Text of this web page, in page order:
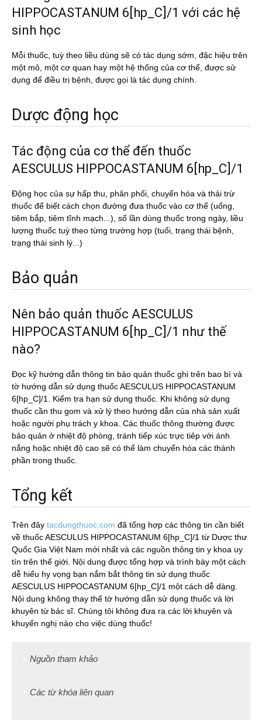
HIPPOCASTANUM 6[hp_C]/1 với các hệ
sinh học
Mỗi thuốc, tuỳ theo liều dùng sẽ có tác dụng sớm, đặc hiệu trên
một mô, một cơ quan hay một hệ thống của cơ thể, được sử
dụng để điều trị bệnh, được gọi là tác dụng chính.
Dược động học
Tác động của cơ thể đến thuốc
AESCULUS HIPPOCASTANUM 6[hp_C]/1
Động học của sự hấp thu, phân phối, chuyển hóa và thải trừ
thuốc để biết cách chọn đường đưa thuốc vào cơ thể (uống,
tiêm bắp, tiêm tĩnh mạch...), số lần dùng thuốc trong ngày, liều
lượng thuốc tuỳ theo từng trường hợp (tuổi, trạng thái bệnh,
trạng thái sinh lý...)
Bảo quản
Nên bảo quản thuốc AESCULUS
HIPPOCASTANUM 6[hp_C]/1 như thế
nào?
Đọc kỹ hướng dẫn thông tin bảo quản thuốc ghi trên bao bì và
tờ hướng dẫn sử dụng thuốc AESCULUS HIPPOCASTANUM
6[hp_C]/1. Kiểm tra hạn sử dụng thuốc. Khi không sử dụng
thuốc cần thu gom và xử lý theo hướng dẫn của nhà sản xuất
hoặc người phụ trách y khoa. Các thuốc thông thường được
bảo quản ở nhiệt độ phòng, tránh tiếp xúc trực tiêp với ánh
nắng hoặc nhiệt độ cao sẽ có thể làm chuyển hóa các thành
phần trong thuốc.
Tổng kết
Trên đây tacdungthuoc.com đã tổng hợp các thông tin cần biết
về thuốc AESCULUS HIPPOCASTANUM 6[hp_C]/1 từ Dược thư
Quốc Gia Việt Nam mới nhất và các nguồn thông tin y khoa uy
tín trên thế giới. Nội dung được tổng hợp và trình bày một cách
dễ hiểu hy vọng bạn nắm bắt thông tin sử dụng thuốc
AESCULUS HIPPOCASTANUM 6[hp_C]/1 một cách dễ dàng.
Nội dung không thay thế tờ hướng dẫn sử dụng thuốc và lời
khuyên từ bác sĩ. Chúng tôi không đưa ra các lời khuyên và
khuyến nghị nào cho việc dùng thuốc!
Nguồn tham khảo
Các từ khóa liên quan